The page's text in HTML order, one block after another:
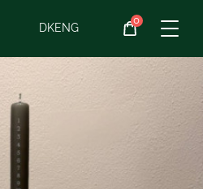
Blomster
Blomster­abonnement
Begravelse
Planter
DKENG
0